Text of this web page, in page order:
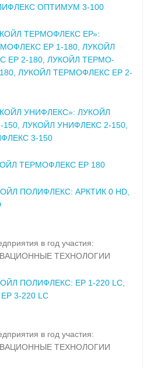
ОПТИМУМ 3-100
ТЕРМОФЛЕКС ЕР»:
ЕР 1-180, ЛУКОЙЛ
ЕР 2-180, ЛУКОЙЛ ТЕРМО-
ЛУКОЙЛ ТЕРМОФЛЕКС ЕР 2-
УНИФЛЕКС»: ЛУКОЙЛ
ЛУКОЙЛ УНИФЛЕКС 2-150,
3-150
ТЕРМОФЛЕКС ЕР 180
ПОЛИФЛЕКС: АРКТИК 0 HD,
в год участия:
ТЕХНОЛОГИИ
ПОЛИФЛЕКС: ЕР 1-220 LC,
3-220 LC
в год участия:
ТЕХНОЛОГИИ